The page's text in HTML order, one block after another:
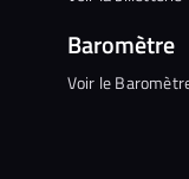
Baromètre
Voir le